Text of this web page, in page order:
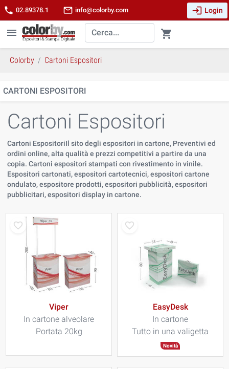
phone 02.89378.1 mail_outline info@colorby.com login Login
menu shopping_cart
Colorby Cartoni Espositori
CARTONI ESPOSITORI
Cartoni Espositori
Cartoni EspositoriIl sito degli espositori in cartone, Preventivi ed
ordini online, alta qualità e prezzi competitivi a partire da una
copia. Cartoni espositori stampati con rivestimento in vinile.
Espositori cartonati, espositori cartotecnici, espositori cartone
ondulato, espositore prodotti, espositori pubblicità, espositori
pubblicitari, espositori display in cartone.
Viper
In cartone alveolare
Portata 20kg
EasyDesk
In cartone
Tutto in una valigetta
Novità